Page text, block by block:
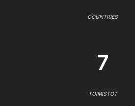
COUNTRIES
7
TOIMISTOT